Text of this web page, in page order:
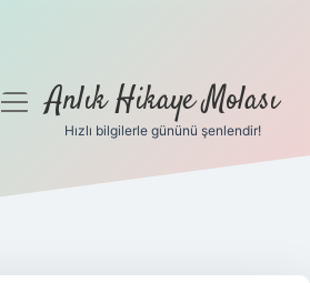
menüyüAnlık Hikaye Molası
Hızlı bilgilerle gününü şenlendir!